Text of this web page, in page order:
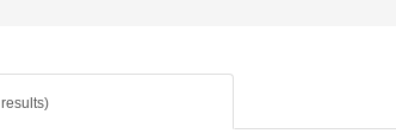
results)